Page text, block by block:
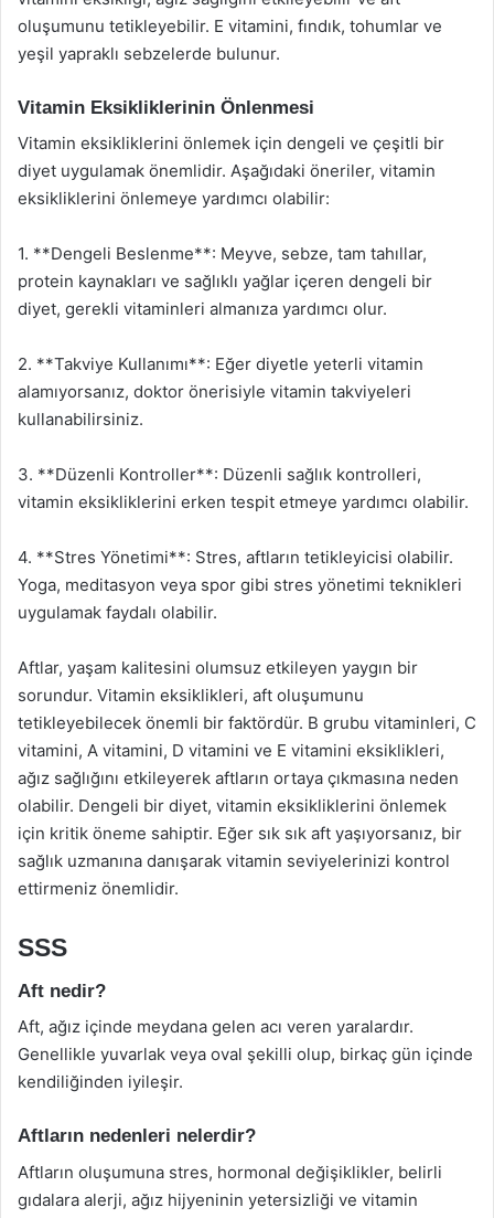
oluşumunu tetikleyebilir. E vitamini, fındık, tohumlar ve
yeşil yapraklı sebzelerde bulunur.
Vitamin Eksikliklerinin Önlenmesi
Vitamin eksikliklerini önlemek için dengeli ve çeşitli bir
diyet uygulamak önemlidir. Aşağıdaki öneriler, vitamin
eksikliklerini önlemeye yardımcı olabilir:
1. **Dengeli Beslenme**: Meyve, sebze, tam tahıllar,
protein kaynakları ve sağlıklı yağlar içeren dengeli bir
diyet, gerekli vitaminleri almanıza yardımcı olur.
2. **Takviye Kullanımı**: Eğer diyetle yeterli vitamin
alamıyorsanız, doktor önerisiyle vitamin takviyeleri
kullanabilirsiniz.
3. **Düzenli Kontroller**: Düzenli sağlık kontrolleri,
vitamin eksikliklerini erken tespit etmeye yardımcı olabilir.
4. **Stres Yönetimi**: Stres, aftların tetikleyicisi olabilir.
Yoga, meditasyon veya spor gibi stres yönetimi teknikleri
uygulamak faydalı olabilir.
Aftlar, yaşam kalitesini olumsuz etkileyen yaygın bir
sorundur. Vitamin eksiklikleri, aft oluşumunu
tetikleyebilecek önemli bir faktördür. B grubu vitaminleri, C
vitamini, A vitamini, D vitamini ve E vitamini eksiklikleri,
ağız sağlığını etkileyerek aftların ortaya çıkmasına neden
olabilir. Dengeli bir diyet, vitamin eksikliklerini önlemek
için kritik öneme sahiptir. Eğer sık sık aft yaşıyorsanız, bir
sağlık uzmanına danışarak vitamin seviyelerinizi kontrol
ettirmeniz önemlidir.
SSS
Aft nedir?
Aft, ağız içinde meydana gelen acı veren yaralardır.
Genellikle yuvarlak veya oval şekilli olup, birkaç gün içinde
kendiliğinden iyileşir.
Aftların nedenleri nelerdir?
Aftların oluşumuna stres, hormonal değişiklikler, belirli
gıdalara alerji, ağız hijyeninin yetersizliği ve vitamin